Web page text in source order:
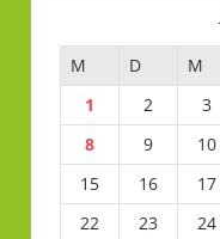
M D M
1
2 3
8
9 10
15
16 17
22
23 24